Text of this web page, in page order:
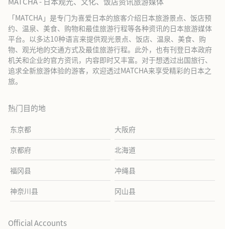
「MATCHA」是专门为喜爱日本的旅客介绍日本旅游景点、饭店预
约、温泉、美食、购物和最佳旅游行程等各种资讯的日本旅游媒体
平台。以多达10种语言来提供观光景点、饭店、温泉、美食、购
物、观光地的交通方式及最佳旅游行程。此外，也有刊登日本政府
机关和企业的官方资讯，内容即时又丰富。对于想透过出国旅行、
追求全新旅游体验的游客，欢迎透过MATCHA来享受精彩的日本之
旅。
热门目的地
东京都 大阪府
京都府 北海道
福冈县 冲绳县
神奈川县 冈山县
Official Accounts